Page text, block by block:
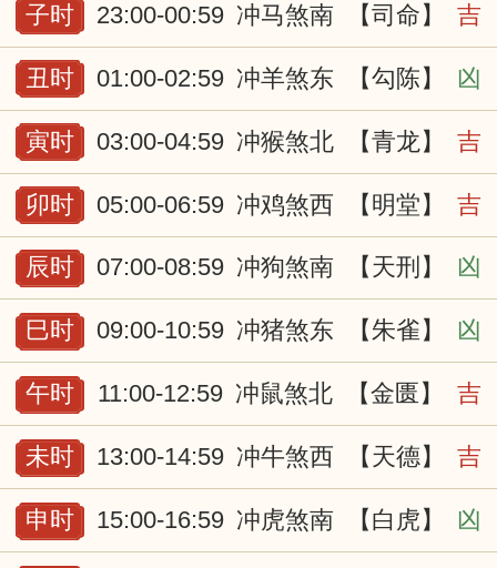
子时 23:00-00:59 冲马煞南 【司命】 吉
丑时 01:00-02:59 冲羊煞东 【勾陈】 凶
寅时 03:00-04:59 冲猴煞北 【青龙】 吉
卯时 05:00-06:59 冲鸡煞西 【明堂】 吉
辰时 07:00-08:59 冲狗煞南 【天刑】 凶
巳时 09:00-10:59 冲猪煞东 【朱雀】 凶
午时 11:00-12:59 冲鼠煞北 【金匮】 吉
未时 13:00-14:59 冲牛煞西 【天德】 吉
申时 15:00-16:59 冲虎煞南 【白虎】 凶